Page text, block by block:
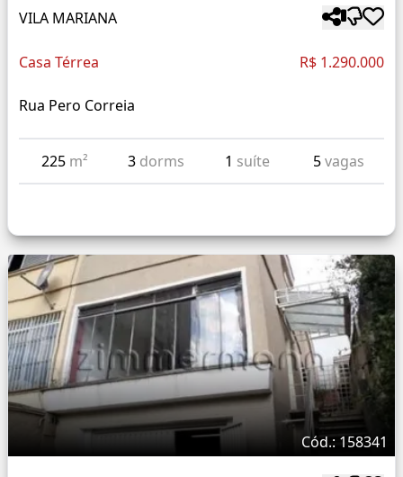
VILA MARIANA
Casa Térrea R$ 1.290.000
Rua Pero Correia
225 m² 3 dorms 1 suíte 5vagas
Cód.: 158341